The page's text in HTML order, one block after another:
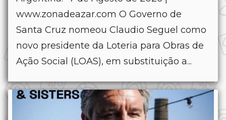
www.zonadeazar.com O Governo de
Santa Cruz nomeou Claudio Seguel como
novo presidente da Loteria para Obras de
Ação Social (LOAS), em substituição a...